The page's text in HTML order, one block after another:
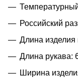
Российский
Длина изделия
Длина рукава:
Ширина